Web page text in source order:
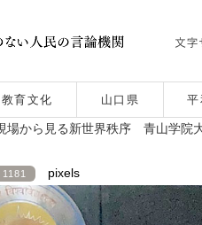
教育文化 山口県 平
から見る新世界秩序 青山学院
pixels